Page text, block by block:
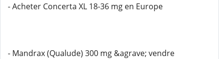
- Acheter Concerta XL 18-36 mg en Europe
- Mandrax (Qualude) 300 mg &agrave; vendre